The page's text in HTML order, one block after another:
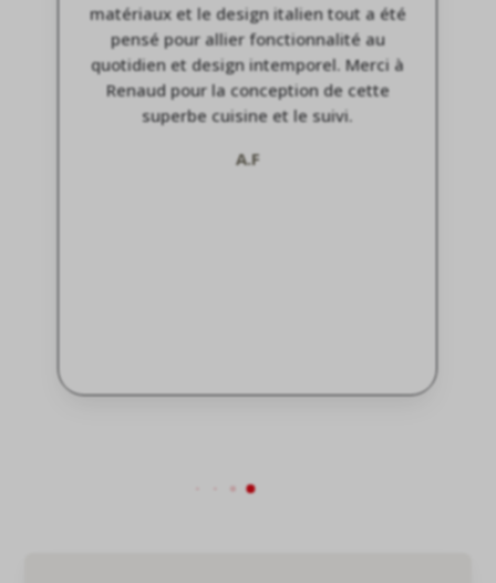
l'écoute. Très agréablement surpris de
la qualité du projet réalisé, différent de
ce que nous avions imaginé au départ.
C'est aussi cela que nous recherchions
en plus du design et de la qualité des